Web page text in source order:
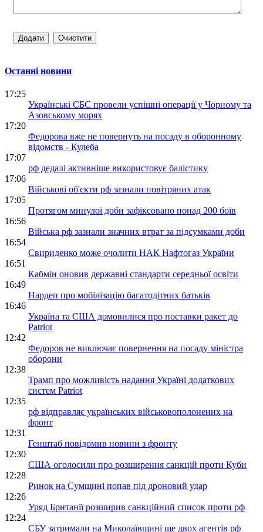
Останні новини
17:25
Українські СБС провели успішні операції у Чорному та
Азовському морях
17:20
Федорова вже не повернуть на посаду в оборонному
відомств - Кулеба
17:07
рф дедалі активніше використовує балістику
17:06
Військові об'єкти рф зазнали повітряних атак
17:05
Протягом минулої доби зафіксовано понад 200 боїв
16:56
Війська рф зазнали значних втрат за підсумками доби
16:54
Свириденко може очолити НАК Нафтогаз України
16:51
Кабмін оновив державні стандарти середньої освіти
16:49
Нардеп про мобілізацію багатодітних батьків
16:46
Україна та США домовилися про поставки ракет до
Patriot
12:42
Федоров не виключає повернення на посаду міністра
оборони
12:38
Трамп про можливість надання Україні додаткових
систем Patriot
12:35
рф відправляє українських військовополонених на
фронт
12:31
Генштаб повідомив новини з фронту
12:30
США оголосили про розширення санкцій проти Куби
12:28
Ринок на Сумщині попав під дроновий удар
12:26
Уряд Британії розширив санкційний список проти рф
12:24
СБУ затримали на Миколаївщині ще двох агентів рф